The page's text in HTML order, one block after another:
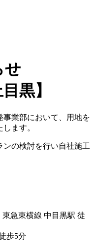
せ
黒】
事業部において、用地を
ます。
の検討を行い自社施工
急東横線 中目黒駅 徒
歩5分